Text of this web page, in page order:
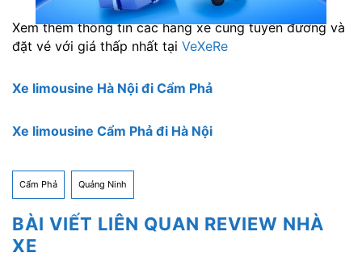
Xem thêm thông tin các hãng xe cùng tuyến đường và
đặt vé với giá thấp nhất tại VeXeRe
Xe limousine Hà Nội đi Cẩm Phả
Xe limousine Cẩm Phả đi Hà Nội
Cẩm Phả Quảng Ninh
BÀI VIẾT LIÊN QUAN REVIEW NHÀ
XE